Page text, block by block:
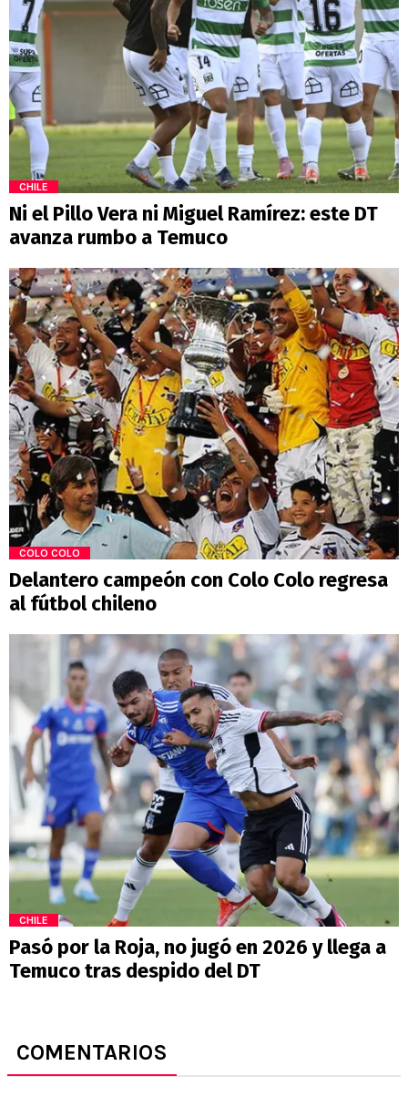
CHILE
Ni el Pillo Vera ni Miguel Ramírez: este DT
avanza rumbo a Temuco
COLO COLO
Delantero campeón con Colo Colo regresa
al fútbol chileno
CHILE
Pasó por la Roja, no jugó en 2026 y llega a
Temuco tras despido del DT
COMENTARIOS